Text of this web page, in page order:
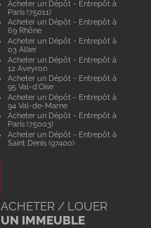
Acheter un Dépôt - Entrepôt à
Paris (75011)
Acheter un Dépôt - Entrepôt à
69 Rhône
Acheter un Dépôt - Entrepôt à
03 Allier
Acheter un Dépôt - Entrepôt à
12 Aveyron
Acheter un Dépôt - Entrepôt à
95 Val-d'Oise
Acheter un Dépôt - Entrepôt à
94 Val-de-Marne
Acheter un Dépôt - Entrepôt à
Paris (75003)
Acheter un Dépôt - Entrepôt à
Saint Denis (97400)
ACHETER / LOUER
UN IMMEUBLE